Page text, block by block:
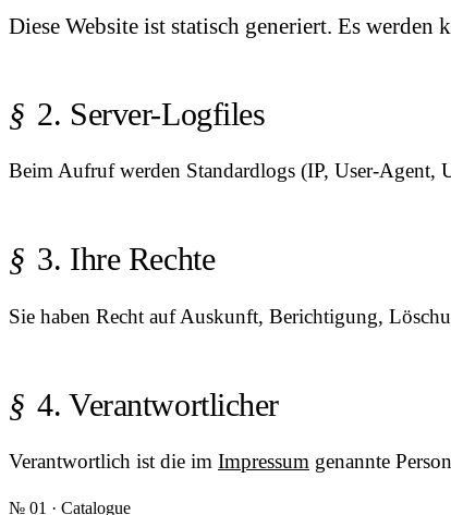
Diese Website ist statisch generiert. Es
2. Server-Logfiles
Beim Aufruf werden Standardlogs (IP, User-
3. Ihre Rechte
Sie haben Recht auf Auskunft, Berichtigung,
4. Verantwortlicher
Verantwortlich ist die im Impressum genannte
№ 01 · Catalogue